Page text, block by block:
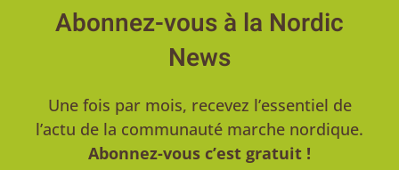
Abonnez-vous à la Nordic
News
Une fois par mois, recevez l’essentiel de
l’actu de la communauté marche nordique.
Abonnez-vous c’est gratuit !